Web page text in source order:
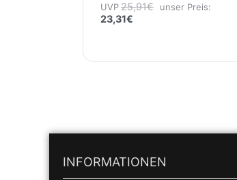
UVP25,91€ unser Preis:
23,31€
INFORMATIONEN